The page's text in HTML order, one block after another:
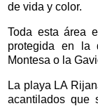
de vida y color.
Toda esta área
protegida en la
Montesa o la
La playa LA
acantilados que